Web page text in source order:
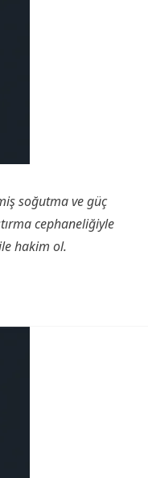
soğutma ve güç
cephaneliğiyle
hakim ol.